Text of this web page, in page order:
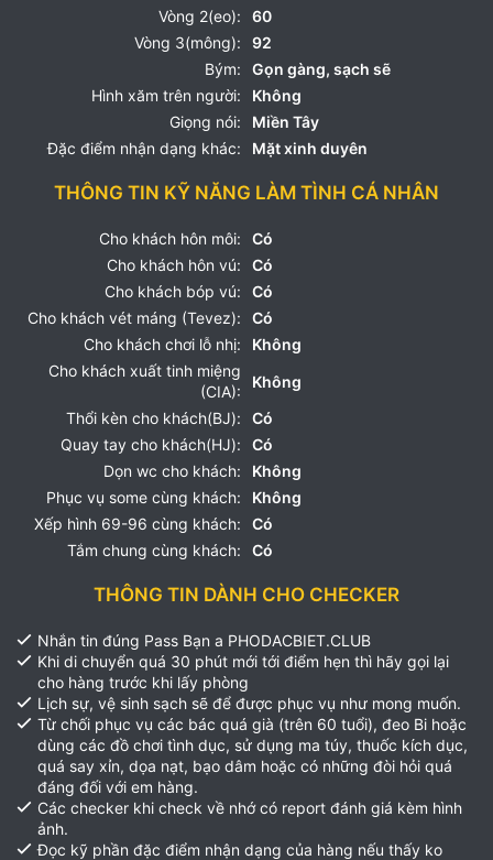
Vòng 2(eo):
60
Vòng 3(mông):
92
Bým:
Gọn gàng, sạch sẽ
Hình xăm trên người:
Không
Giọng nói:
Miền Tây
Đặc điểm nhận dạng khác:
Mặt xinh duyên
THÔNG TIN KỸ NĂNG LÀM TÌNH CÁ NHÂN
Cho khách hôn môi:
Có
Cho khách hôn vú:
Có
Cho khách bóp vú:
Có
Cho khách vét máng (Tevez):
Có
Cho khách chơi lỗ nhị:
Không
Cho khách xuất tinh miệng
(CIA):
Không
Thổi kèn cho khách(BJ):
Có
Quay tay cho khách(HJ):
Có
Dọn wc cho khách:
Không
Phục vụ some cùng khách:
Không
Xếp hình 69-96 cùng khách:
Có
Tắm chung cùng khách:
Có
THÔNG TIN DÀNH CHO CHECKER
Nhắn tin đúng Pass Bạn a PHODACBIET.CLUB
Khi di chuyển quá 30 phút mới tới điểm hẹn thì hãy gọi lại
cho hàng trước khi lấy phòng
Lịch sự, vệ sinh sạch sẽ để được phục vụ như mong muốn.
Từ chối phục vụ các bác quá già (trên 60 tuổi), đeo Bi hoặc
dùng các đồ chơi tình dục, sử dụng ma túy, thuốc kích dục,
quá say xỉn, dọa nạt, bạo dâm hoặc có những đòi hỏi quá
đáng đối với em hàng.
Các checker khi check về nhớ có report đánh giá kèm hình
ảnh.
Đọc kỹ phần đặc điểm nhận dạng của hàng nếu thấy ko